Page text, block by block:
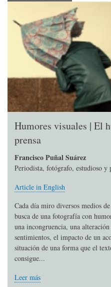
Humores visuales | El
prensa
Francisco Puñal Suárez
Periodista, fotógrafo, estudioso
Article in English
Cada día miro diversos medios
busca de una fotografía con
una incongruencia, una
sentimientos, el impacto de un
situación de una forma que el
consigue...
Leer más